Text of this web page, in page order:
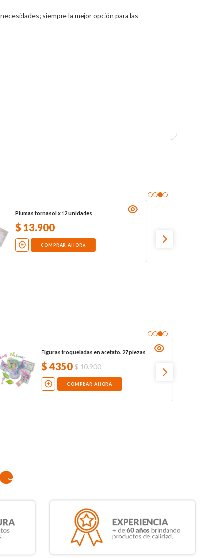
siempre la mejor opción para las
Plumas tornasol x 12 unidades
$13
COMPRAR AHORA
Figuras troqueladas en acetato. 27 piezas
$4350 $10.900
COMPRAR AHORA